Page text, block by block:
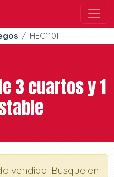
HEC1101
3 cuartos y 1
vendida. Busque en